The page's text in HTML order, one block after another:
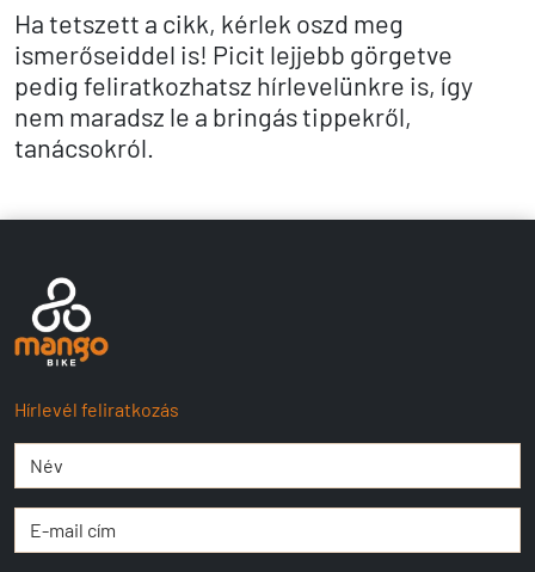
Ha tetszett a cikk, kérlek oszd meg
ismerőseiddel is! Picit lejjebb görgetve
pedig feliratkozhatsz hírlevelünkre is, így
nem maradsz le a bringás tippekről,
tanácsokról.
Hírlevél feliratkozás